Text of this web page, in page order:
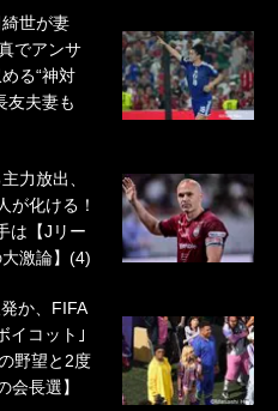
綺世が妻
でアンサ
る“神対
友夫妻も
力放出、
が化ける！
は【Jリー
激論】(4)
か、FIFA
イコット｣
野望と2度
会長選】